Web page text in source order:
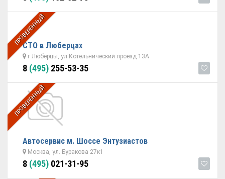
ПРОВЕРЕННЫЙ
СТО в Люберцах
г Люберцы, ул Котельнический проезд 13А
8 (495) 255-53-35
ПРОВЕРЕННЫЙ
Автосервис м. Шоссе Энтузиастов
Москва, ул. Буракова 27к1
8 (495) 021-31-95